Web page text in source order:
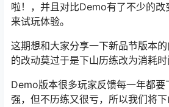
啦！，并且对比Demo有了不少的
来试玩体验。
这期想和大家分享一下新品节版本
的改动莫过于是下山历练改为消耗时
Demo版本很多玩家反馈每一年都要
强，但不历练又很亏，所以我们将